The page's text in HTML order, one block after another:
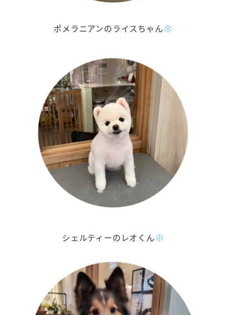
ポメラニアンのライスちゃん
シェルティーのレオくん